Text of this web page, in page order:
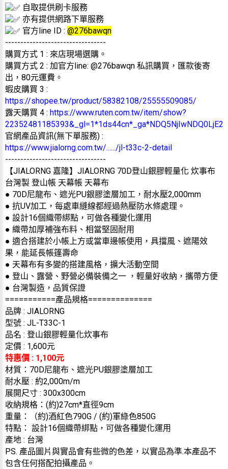
自取提供刷卡服務
亦有提供網路下單服務
官方line ID : @276bawqn
---------------------------------
購買方式 1 : 來店現場選購。
購買方式 2 : 加官方line: @276bawqn 私訊購買，匯款後寄
出，80元運費。
蝦皮購買 3 :
https://shopee.tw/product/58382108/25555509085/
露天購買 4 : https://www.ruten.com.tw/item/show?
官網產品資訊(無下單服務) :
https://www.jialorng.com.tw/....../jl-t33c-2-detail
---------------------------------
【JIALORNG 嘉隆】JIALORNG 70D登山銀膠輕量化 炊事布
台灣製 登山帳 天幕帳 天幕布
● 70D尼龍布、遮光PU銀膠塗層加工，耐水壓2,000mm
● 抗UV加工，每處車縫線都經過熱壓防水條處理。
● 設計16個織帶綁點，可做各種變化運用
● 織帶加厚補強布料、相當堅固耐用
● 適合搭建於小帳上方或當車邊帳使用，具擋風、遮陽效
果，能延長帳篷壽命
● 天幕布有多變的搭建風格，擴大活動空間
● 登山、露營、野營必備裝備之一 ，輕量好收納，攜帶方便
● 台灣製造，品質保證
===========產品規格==============
品牌 : JIALORNG
型號 : JL-T33C-1
品名 : 登山銀膠輕量化炊事布
定價 : 1,600元
特惠價 : 1,100元
材質：70D尼龍布、遮光PU銀膠塗層加工
耐水壓 : 約2,000m/m
展開尺寸 : 300x300cm
收納規格：(約)27cm*直徑9cm
重量：（約)酒紅色790G / (約)軍綠色850G
特點： 設計16個織帶綁點，可做各種變化運用
產地 : 台灣
PS. 產品圖片與實品會有些微的色差，以實品為準.本產品不
包含任何搭配拍攝產品。